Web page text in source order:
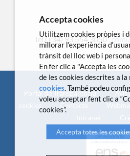
Tel.(+34) 93 554 3050 .
Portal de Transparència Avís
Contacte
Accepta cookies
Utilitzem cookies pròpies i
millorar l’experiència
trànsit del lloc web i
En fer clic a "Accepta les
de les cookies descrites a la
cookies. També podeu
voleu acceptar fent clic a
cookies”.
Accepta totes les